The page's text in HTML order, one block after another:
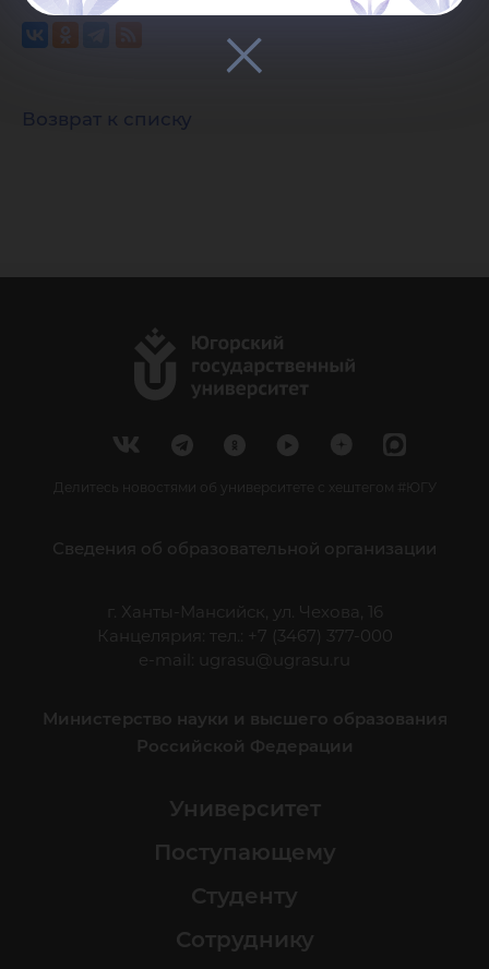
Возврат к списку
Делитесь новостями об университете с хештегом #ЮГУ
Сведения об образовательной организации
г. Ханты-Мансийск, ул. Чехова, 16
Канцелярия: тел.: +7 (3467) 377-000
e-mail:
ugrasu@ugrasu.ru
Министерство науки и высшего образования
Российской Федерации
Университет
Поступающему
Студенту
Сотруднику